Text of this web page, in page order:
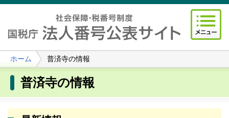
ホーム 普済寺の情報
普済寺の情報